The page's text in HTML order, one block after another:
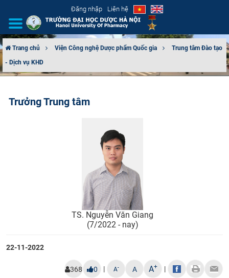
Đăng nhập Liên hệ
GIỚI THIỆU
ĐẢM BẢO CHẤT LƯỢNG
KHOA HỌC CÔNG NGHỆ
CỰU NGƯỜI HỌC
Trang chủ Viện Công nghệ Dược phẩm Quốc gia
Trung tâm Đào tạo
- Dịch vụ KHD
Trưởng Trung tâm
TS. Nguyễn Văn Giang
(7/2022 - nay)
22-11-2022
368 0 | A- A A+ |